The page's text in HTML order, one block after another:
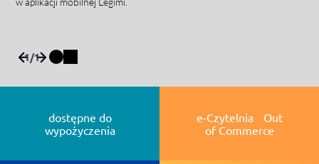
1/1
dostępne do
wypożyczenia
e-Czytelnia Out
of Commerce